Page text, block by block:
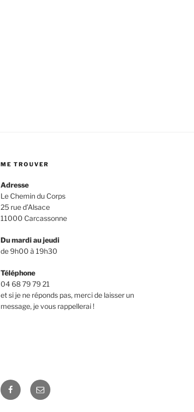
ME TROUVER
Adresse
Le Chemin du Corps
25 rue d’Alsace
11000 Carcassonne
Du mardi au jeudi
de 9h00 à 19h30
Téléphone
04 68 79 79 21
et si je ne réponds pas, merci de laisser un
message, je vous rappellerai !
Facebook
E-
mail